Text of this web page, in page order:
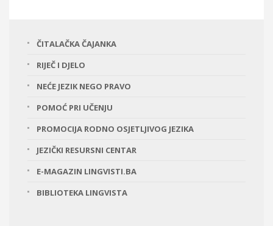
ČITALAČKA ČAJANKA
RIJEČ I DJELO
NEĆE JEZIK NEGO PRAVO
POMOĆ PRI UČENJU
PROMOCIJA RODNO OSJETLJIVOG JEZIKA
JEZIČKI RESURSNI CENTAR
E-MAGAZIN LINGVISTI.BA
BIBLIOTEKA LINGVISTA